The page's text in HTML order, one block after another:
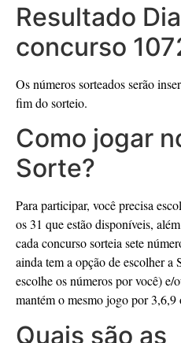
Resultado
concurso
Os números sorteados serão
fim do sorteio.
Como jogar
Sorte?
Para participar, você precisa
os 31 que estão disponíveis,
cada concurso sorteia sete
ainda tem a opção de escolher a
escolhe os números por você)
mantém o mesmo jogo por
Quais são as